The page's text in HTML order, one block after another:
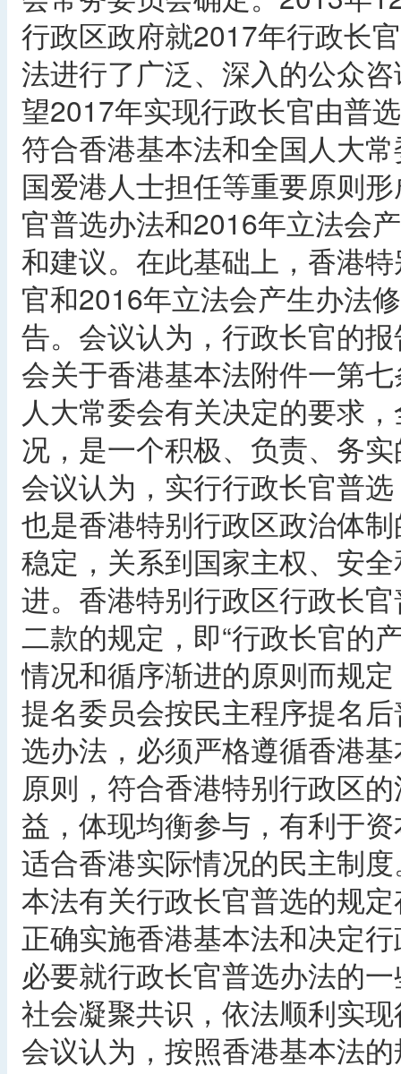
行政区政府就2017年行政长
法进行了广泛、深入的公众
望2017年实现行政长官由普
符合香港基本法和全国人大
国爱港人士担任等重要原则
官普选办法和2016年立法会
和建议。在此基础上，香港
官和2016年立法会产生办法
告。会议认为，行政长官的
会关于香港基本法附件一第
人大常委会有关决定的要求
况，是一个积极、负责、务
会议认为，实行行政长官普
也是香港特别行政区政治体
稳定，关系到国家主权、安
进。香港特别行政区行政长
二款的规定，即“行政长官的
情况和循序渐进的原则而规
提名委员会按民主程序提名
选办法，必须严格遵循香港
原则，符合香港特别行政区
益，体现均衡参与，有利于
适合香港实际情况的民主制
本法有关行政长官普选的规
正确实施香港基本法和决定
必要就行政长官普选办法的
社会凝聚共识，依法顺利实
会议认为，按照香港基本法